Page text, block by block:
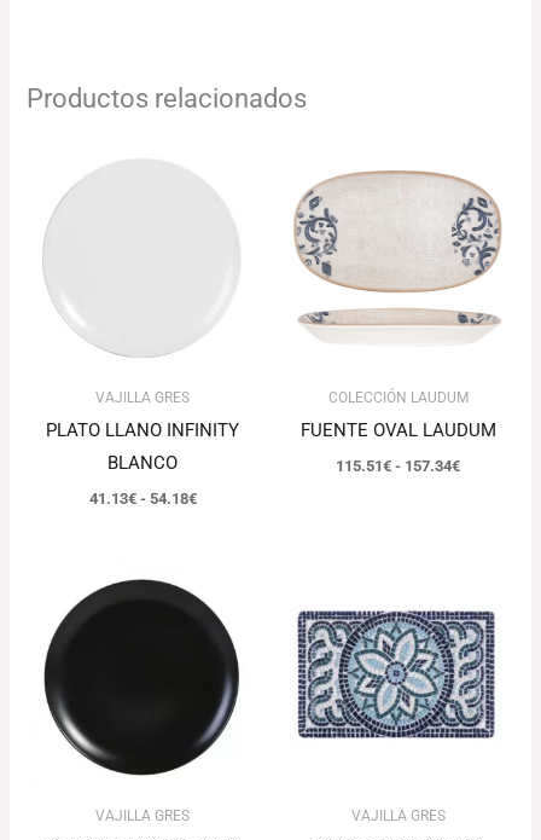
Productos relacionados
VAJILLA GRES
PLATO LLANO INFINITY
BLANCO
41.13€ - 54.18€
de
precios:
desde
41.13€
54.18€
COLECCIÓN LAUDUM
FUENTE OVAL LAUDUM
115.51€ - 157.34€
precios:
desde
115.51€
hasta
157.34€
VAJILLA GRES
de
precios:
desde
42.17€
hasta
55.90€
VAJILLA GRES
precios:
desde
51.48€
hasta
107.14€